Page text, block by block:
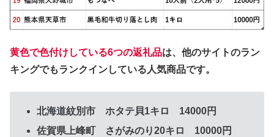
黄色で色付けしている6つの返礼品は、他のサイトのラン
キングでもランクインしている人気商品です。
北海道紋別市 ホタテ貝1キロ 14000円
佐賀県上峰町 さがみのり20キロ 10000円